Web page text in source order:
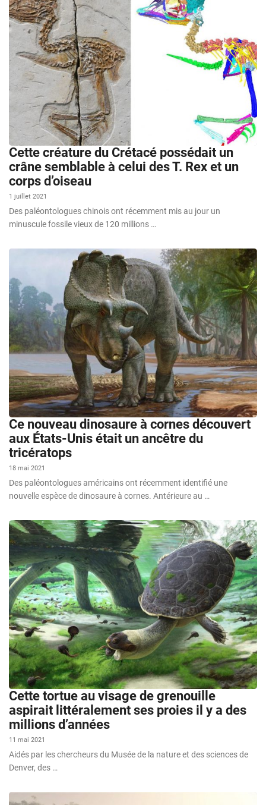
Cette créature du Crétacé possédait un
crâne semblable à celui des T. Rex et un
corps d’oiseau
1 juillet 2021
Des paléontologues chinois ont récemment mis au jour un
minuscule fossile vieux de 120 millions …
Ce nouveau dinosaure à cornes découvert
aux États-Unis était un ancêtre du
tricératops
18 mai 2021
Des paléontologues américains ont récemment identifié une
nouvelle espèce de dinosaure à cornes. Antérieure au …
Cette tortue au visage de grenouille
aspirait littéralement ses proies il y a des
millions d’années
11 mai 2021
Aidés par les chercheurs du Musée de la nature et des sciences de
Denver, des …